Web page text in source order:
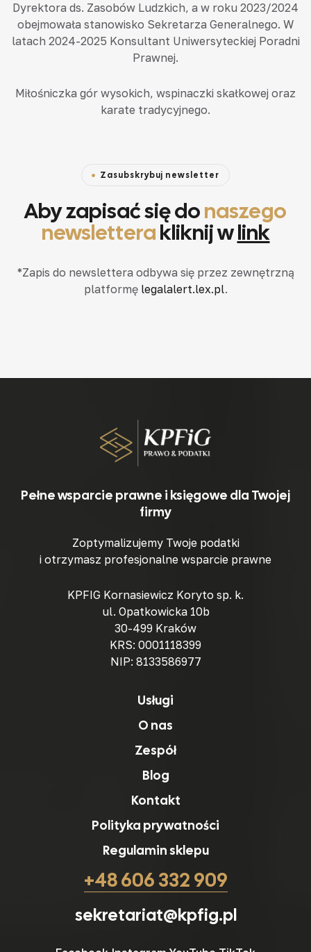
Dyrektora ds. Zasobów Ludzkich, a w roku 2023/2024
obejmowała stanowisko Sekretarza Generalnego. W
latach 2024-2025 Konsultant Uniwersyteckiej Poradni
Prawnej.
Miłośniczka gór wysokich, wspinaczki skałkowej oraz
karate tradycyjnego.
Zasubskrybuj newsletter
Aby zapisać się donaszego
newsletterakliknij wlink
*Zapis do newslettera odbywa się przez zewnętrzną
platformę legalalert.lex.pl.
Pełne wsparcie prawne i księgowe dla Twojej
firmy
Zoptymalizujemy Twoje podatki
i otrzymasz profesjonalne wsparcie prawne
KPFIG Kornasiewicz Koryto sp. k.
ul. Opatkowicka 10b
30-499 Kraków
KRS: 0001118399
NIP: 8133586977
Usługi
O nas
Zespół
Blog
Kontakt
Polityka prywatności
Regulamin sklepu
+48 606 332 909
sekretariat@kpfig.pl